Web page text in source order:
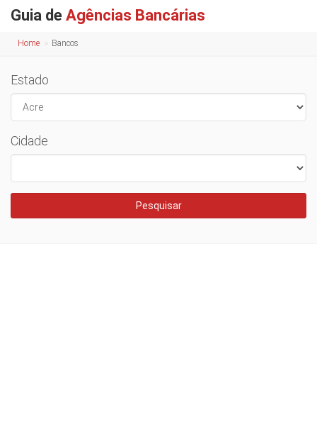
Guia de Agências Bancárias
Home Bancos
Estado
Cidade
Pesquisar